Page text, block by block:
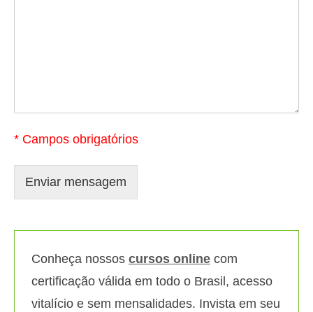
* Campos obrigatórios
Enviar mensagem
Conheça nossos cursos online com
certificação válida em todo o Brasil, acesso
vitalício e sem mensalidades. Invista em seu